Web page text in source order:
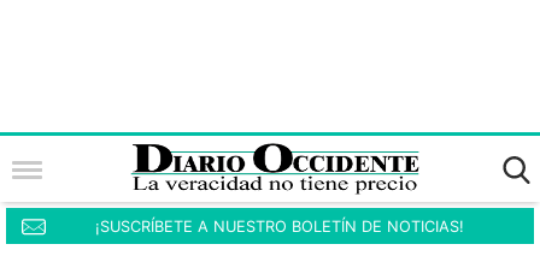
¡SUSCRÍBETE A NUESTRO BOLETÍN DE NOTICIAS!